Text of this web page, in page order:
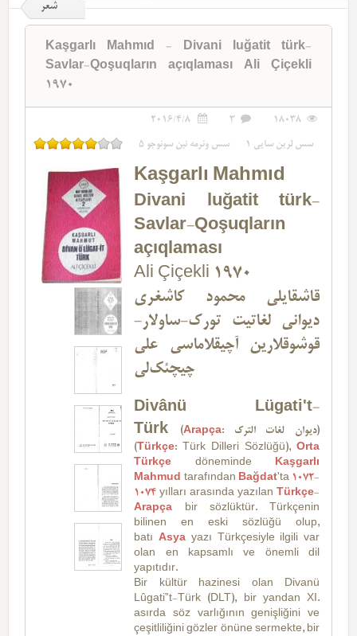
شعر
Kaşgarlı Mahmıd - Divani luğatit türk-
Savlar-Qoşuqların açıqlaması Ali Çiçekli
1970
18038
3
2016/4/8
سس لرین سایی 1 سس وئرمه نین سونوجو 5
Kaşgarlı Mahmıd
Divani luğatit türk-
Savlar-Qoşuqların
açıqlaması
Ali Çiçekli 1970
قاشقایلی محمود کاشغری
دیوانی لغاتیت تورک-ساو‌لار-
قوشوقلارین آچیقلاماسی علی
چیچئک‌لی
Divânü Lügati't-
Türk
(Arapça: ديوان لغات الترك)
( Türkçe: Türk Dilleri Sözlüğü), Orta
Türkçe döneminde Kaşgarlı
Mahmud tarafından Bağdat'ta 1072-
1074 yılları arasında yazılan Türkçe-
Arapça bir sözlüktür. Türkçenin
bilinen en eski sözlüğü olup,
batıAsya yazı Türkçesiyle ilgili var
olan en kapsamlı ve önemli dil
yapıtıdır.
Bir kültür hazinesi olan Divanü
Lûgati‟t-Türk (DLT), bir yandan XI.
asırda söz varlığının genişliğini ve
çeşitliliğini gözler önüne sermekte, bir